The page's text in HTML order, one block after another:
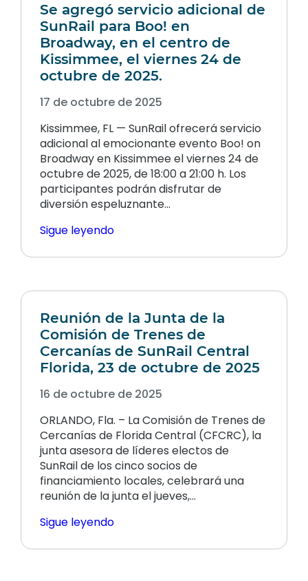
Se agregó servicio adicional de
SunRail para Boo! en
Broadway, en el centro de
Kissimmee, el viernes 24 de
octubre de 2025.
17 de octubre de 2025
Kissimmee, FL — SunRail ofrecerá servicio
adicional al emocionante evento Boo! on
Broadway en Kissimmee el viernes 24 de
octubre de 2025, de 18:00 a 21:00 h. Los
participantes podrán disfrutar de
diversión espeluznante…
Sigue leyendo
Reunión de la Junta de la
Comisión de Trenes de
Cercanías de SunRail Central
Florida, 23 de octubre de 2025
16 de octubre de 2025
ORLANDO, Fla. – La Comisión de Trenes de
Cercanías de Florida Central (CFCRC), la
junta asesora de líderes electos de
SunRail de los cinco socios de
financiamiento locales, celebrará una
reunión de la junta el jueves,…
Sigue leyendo